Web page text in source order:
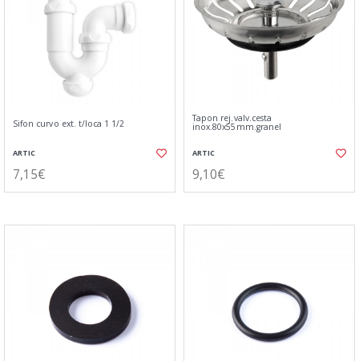
Sifon curvo ext. t/loca 1 1/2
ARTIC
7,15€
Tapon rej.valv.cesta
inox.80x55mm.granel
ARTIC
9,10€